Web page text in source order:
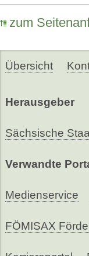
zum
Übersicht
Herausgeber
Sächsische
Verwandte
Medienservice
FÖMISAX